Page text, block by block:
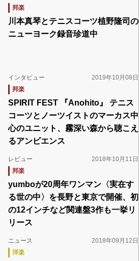
邦楽
川本真琴とテニスコーツ植野隆司の
ニューヨーク録音珍道中
インタビュー
2019年10月08日
邦楽
SPIRIT FEST 『Anohito』 テニス
コーツとノーツイストのマーカス中
心のユニット、霧深い森から聴こえ
るアンビエンス
レビュー
2018年10月11日
邦楽
yumboが20周年ワンマン〈実在す
る世の中〉を長野と東京で開催、初
の12インチなど関連盤3作も一挙リ
リース
ニュース
2018年09月12日
洋楽